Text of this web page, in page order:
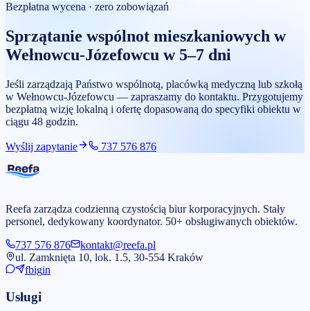
Bezpłatna wycena · zero zobowiązań
Sprzątanie wspólnot mieszkaniowych w
Wełnowcu-Józefowcu w 5–7 dni
Jeśli zarządzają Państwo wspólnotą, placówką medyczną lub szkołą
w Wełnowcu-Józefowcu — zapraszamy do kontaktu. Przygotujemy
bezpłatną wizję lokalną i ofertę dopasowaną do specyfiki obiektu w
ciągu 48 godzin.
Wyślij zapytanie 737 576 876
Reefa zarządza codzienną czystością biur korporacyjnych. Stały
personel, dedykowany koordynator. 50+ obsługiwanych obiektów.
737 576 876
kontakt@reefa.pl
ul. Zamknięta 10, lok. 1.5, 30-554 Kraków
fbigin
Usługi